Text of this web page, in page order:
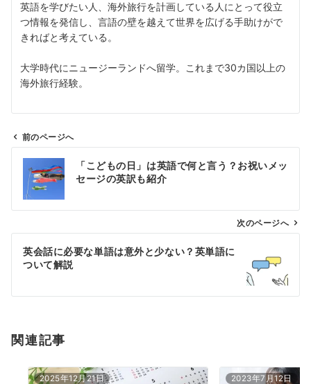
英語を学びたい人、海外旅行を計画している人にとって役立
つ情報を発信し、言語の壁を越えて世界を広げる手助けがで
きればと考えている。
大学時代にニュージーランドへ留学。これまで30カ国以上の
海外旅行経験。
ビ
ン
前のページへ
「こどもの日」は英語で何と言う？お祝いメッ
セージの英訳も紹介
次のページへ
英会話に必要な単語は意外と少ない？英単語に
ついて解説
関連記事
2025年12月21日 2023年7月12日